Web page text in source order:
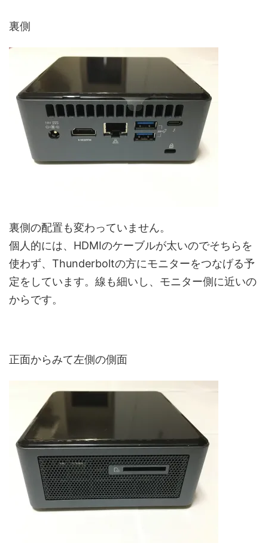
裏側
裏側の配置も変わっていません。
個人的には、HDMIのケーブルが太いのでそちらを
使わず、Thunderboltの方にモニターをつなげる予
定をしています。線も細いし、モニター側に近いの
からです。
正面からみて左側の側面